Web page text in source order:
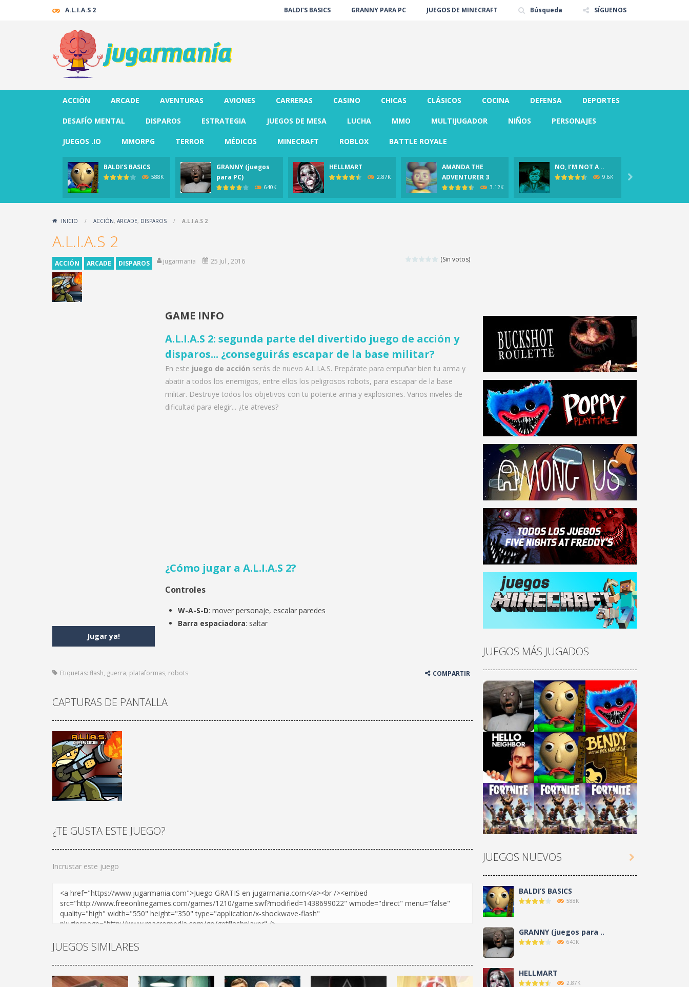
A.L.I.A.S 2 BALDI’S BASICS GRANNY PARA PC JUEGOS DE MINECRAFT Búsqueda SÍGUENOS
ACCIÓN ARCADE AVENTURAS AVIONES CARRERAS CASINO CHICAS CLÁSICOS COCINA DEFENSA DEPORTES
DESAFÍO MENTAL DISPAROS ESTRATEGIA JUEGOS DE MESA LUCHA MMO MULTIJUGADOR NIÑOS PERSONAJES
JUEGOS .IO MMORPG TERROR MÉDICOS MINECRAFT ROBLOX BATTLE ROYALE
BALDI’S BASICS
588K
GRANNY (juegos
para PC)
640K
HELLMART
2.87K
AMANDA THE
ADVENTURER 3
3.12K
NO, I’M NOT A ..
9.6K 
INICIO / ACCIÓN, ARCADE, DISPAROS / A.L.I.A.S 2
A.L.I.A.S 2
(Sin votos)
ACCIÓN ARCADE DISPAROS jugarmania 25 Jul , 2016
Jugar ya!
GAME INFO
A.L.I.A.S 2: segunda parte del divertido juego de acción y
disparos... ¿conseguirás escapar de la base militar?
En este juego de acción serás de nuevo A.L.I.A.S. Prepárate para empuñar bien tu arma y
abatir a todos los enemigos, entre ellos los peligrosos robots, para escapar de la base
militar. Destruye todos los objetivos con tu potente arma y explosiones. Varios niveles de
dificultad para elegir... ¿te atreves?
¿Cómo jugar a A.L.I.A.S 2?
Controles
W-A-S-D: mover personaje, escalar paredes
Barra espaciadora: saltar
Etiquetas: flash, guerra, plataformas, robots COMPARTIR
CAPTURAS DE PANTALLA
¡JUGAR
Zoom
¿TE GUSTA ESTE JUEGO?
Incrustar este juego
JUEGOS SIMILARES
JUEGOS MÁS JUGADOS
Play Play Play
Play Play Play
Play Play Play
JUEGOS NUEVOS
BALDI’S BASICS
588K
GRANNY (juegos para ..
640K
HELLMART
2.87K
